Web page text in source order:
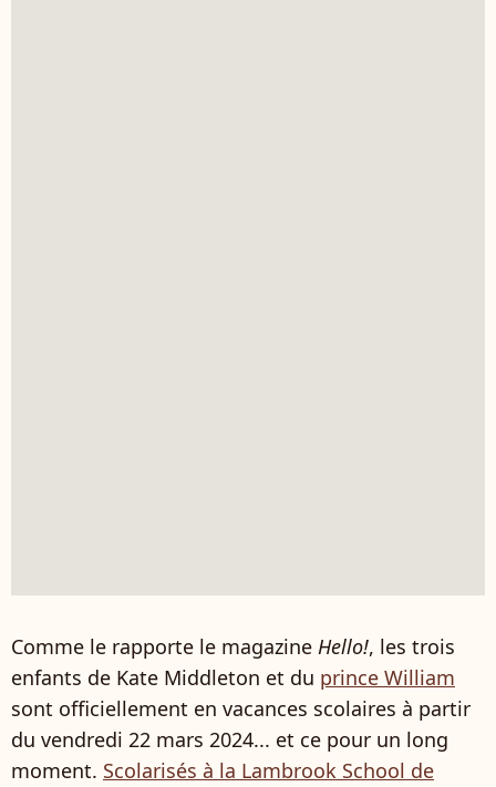
Comme le rapporte le magazine Hello!, les trois
enfants de Kate Middleton et du prince William
sont officiellement en vacances scolaires à partir
du vendredi 22 mars 2024... et ce pour un long
moment. Scolarisés à la Lambrook School de